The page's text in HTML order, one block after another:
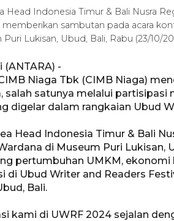
Head Indonesia Timur & Bali Nusra
memberikan sambutan pada acara
Lukisan, Ubud, Bali, Rabu (23/10/
(ANTARA) -
Niaga Tbk (CIMB Niaga)
salah satunya melalui
digelar dalam rangkaian Ubud
Head Indonesia Timur & Bali
di Museum Puri Lukisan,
pertumbuhan UMKM,
di Ubud Writer and Readers
Bali.
kami di UWRF 2024 sejalan